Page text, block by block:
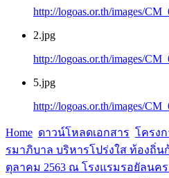
http://logoas.or.th/images/
2.jpg
http://logoas.or.th/images/
5.jpg
http://logoas.or.th/images/
Home ดาวน์โหลดเอกสาร โครง
รมาภิบาล บริหารโปร่งใส ท้องถิ่น
ตุลาคม 2563 ณ โรงแรมรอยัลนค